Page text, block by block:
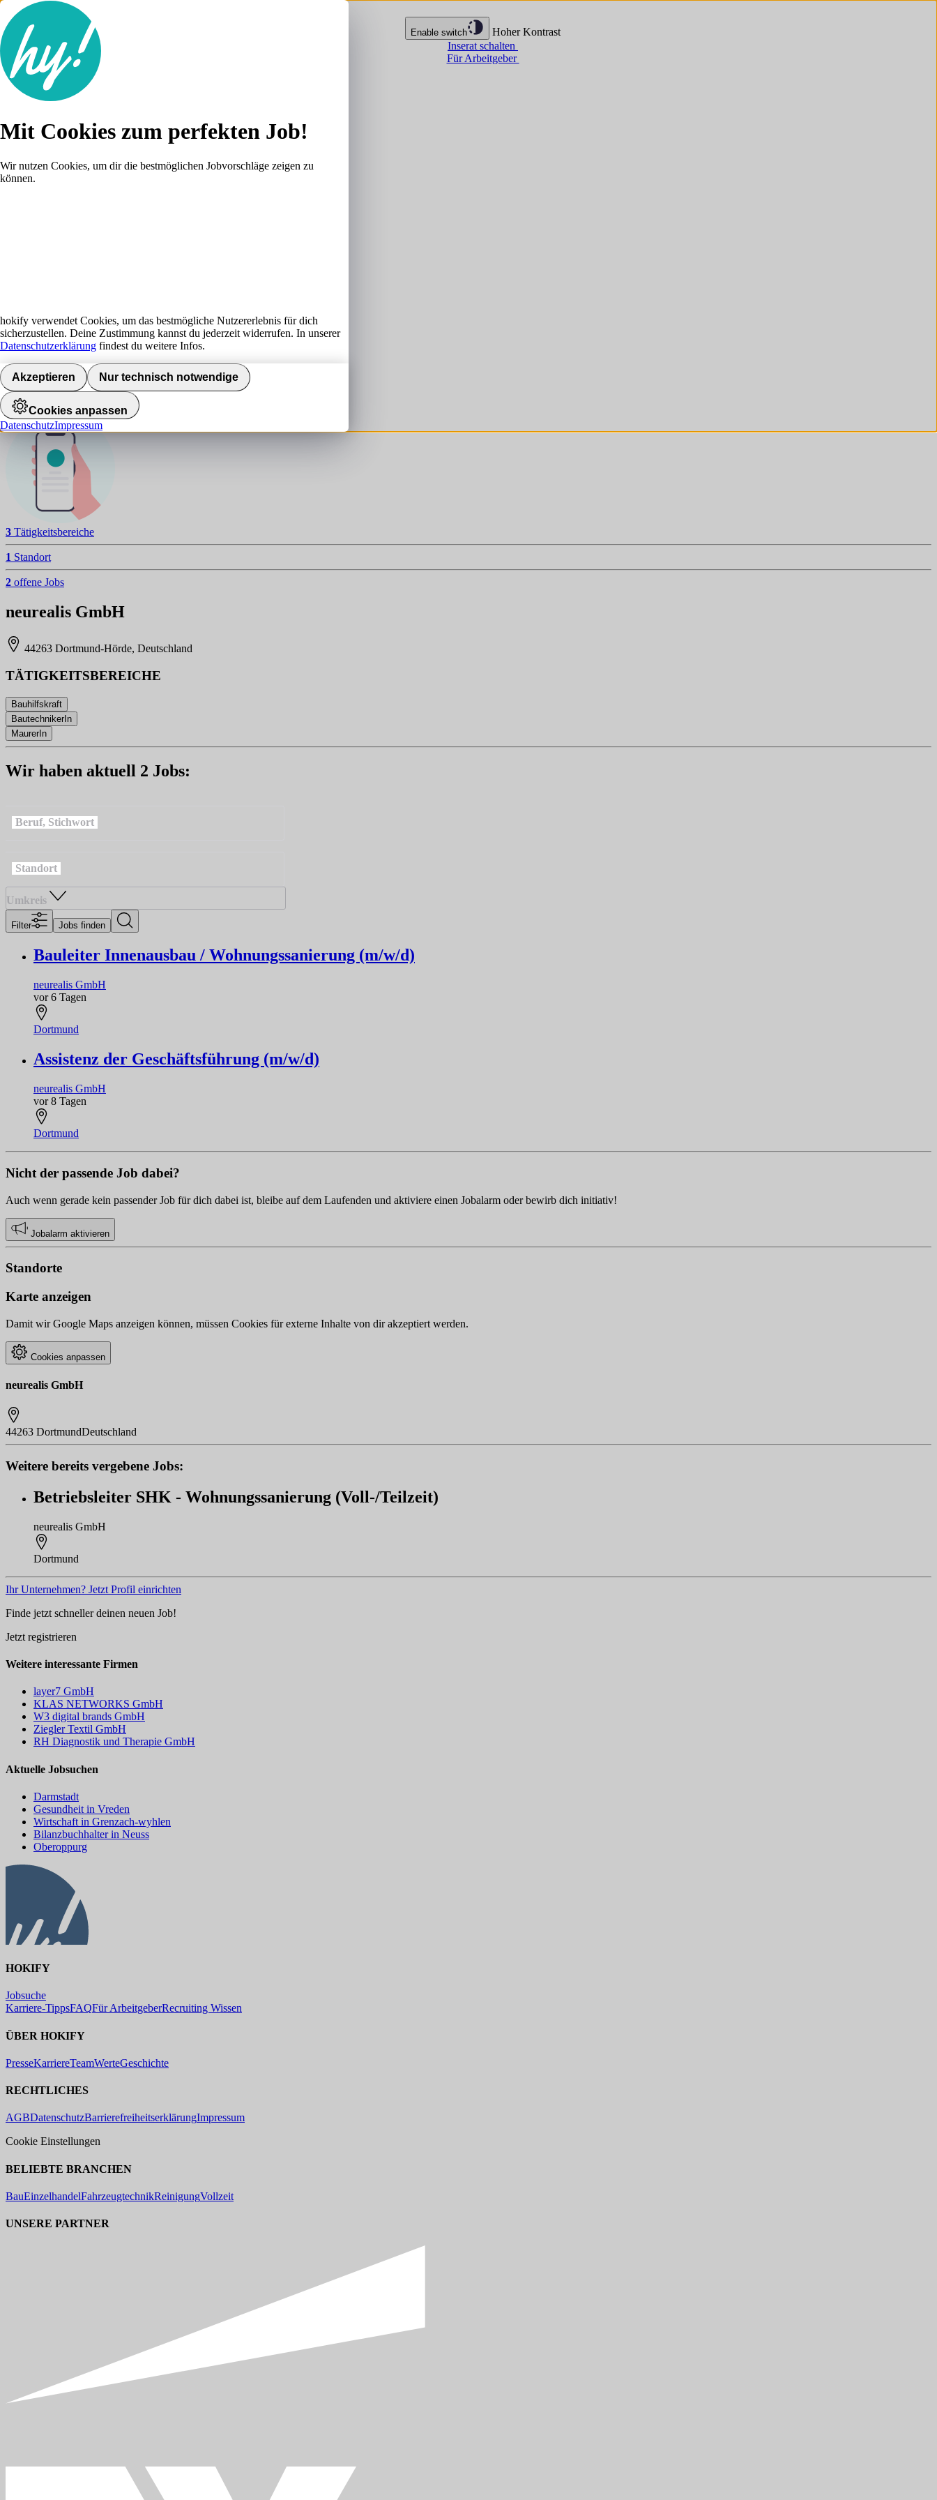
Enable switch
Hoher Kontrast
Inserat schalten
Für Arbeitgeber
Lebenslauf
n
NAVIGATION
Aktuelle Jobs
Standorte
Jobalarm aktivieren
3 Tätigkeitsbereiche
1 Standort
2 offene Jobs
neurealis GmbH
44263 Dortmund-Hörde, Deutschland
TÄTIGKEITSBEREICHE
Bauhilfskraft
BautechnikerIn
MaurerIn
Wir haben aktuell 2 Jobs:
Beruf, Stichwort
Standort
Umkreis
Filter Jobs finden
Bauleiter Innenausbau / Wohnungssanierung (m/w/d)
neurealis GmbH
vor 6 Tagen
Dortmund
Assistenz der Geschäftsführung (m/w/d)
neurealis GmbH
vor 8 Tagen
Dortmund
Nicht der passende Job dabei?
Auch wenn gerade kein passender Job für dich dabei ist, bleibe auf dem Laufenden und aktiviere einen Jobalarm oder bewirb dich initiativ!
Jobalarm aktivieren
Standorte
Karte anzeigen
Damit wir Google Maps anzeigen können, müssen Cookies für externe Inhalte von dir akzeptiert werden.
Cookies anpassen
neurealis GmbH
44263 DortmundDeutschland
Weitere bereits vergebene Jobs:
Betriebsleiter SHK - Wohnungssanierung (Voll-/Teilzeit)
neurealis GmbH
Dortmund
Ihr Unternehmen? Jetzt Profil einrichten
Finde jetzt schneller deinen neuen Job!
Jetzt registrieren
Weitere interessante Firmen
layer7 GmbH
KLAS NETWORKS GmbH
W3 digital brands GmbH
Ziegler Textil GmbH
RH Diagnostik und Therapie GmbH
Aktuelle Jobsuchen
Darmstadt
Gesundheit in Vreden
Wirtschaft in Grenzach-wyhlen
Bilanzbuchhalter in Neuss
Oberoppurg
Mit Cookies zum perfekten Job!
Wir nutzen Cookies, um dir die bestmöglichen Jobvorschläge zeigen zu
können.
hokify verwendet Cookies, um das bestmögliche Nutzererlebnis für dich
sicherzustellen. Deine Zustimmung kannst du jederzeit widerrufen. In unserer
Datenschutzerklärung findest du weitere Infos.
Akzeptieren Nur technisch notwendige
Cookies anpassen
DatenschutzImpressum
HOKIFY
Jobsuche
Karriere-TippsFAQFür ArbeitgeberRecruiting Wissen
ÜBER HOKIFY
PresseKarriereTeamWerteGeschichte
RECHTLICHES
AGBDatenschutzBarrierefreiheitserklärungImpressum
Cookie Einstellungen
BELIEBTE BRANCHEN
BauEinzelhandelFahrzeugtechnikReinigungVollzeit
UNSERE PARTNER